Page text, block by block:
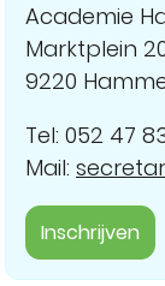
Academie
Marktplein
9220
Tel: 052 47
Mail:
Inschrijven